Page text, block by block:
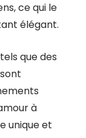
ce qui le
élégant.
que des
à
unique et